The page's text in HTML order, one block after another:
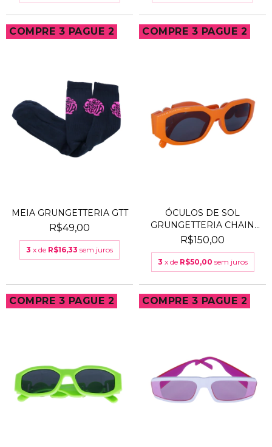
COMPRE 3 PAGUE 2
MEIA GRUNGETTERIA GTT
R$49,00
3 x de R$16,33 sem juros
COMPRE 3 PAGUE 2
ÓCULOS DE SOL
GRUNGETTERIA CHAIN
LARANJA
R$150,00
3 x de R$50,00 sem juros
COMPRE 3 PAGUE 2 COMPRE 3 PAGUE 2